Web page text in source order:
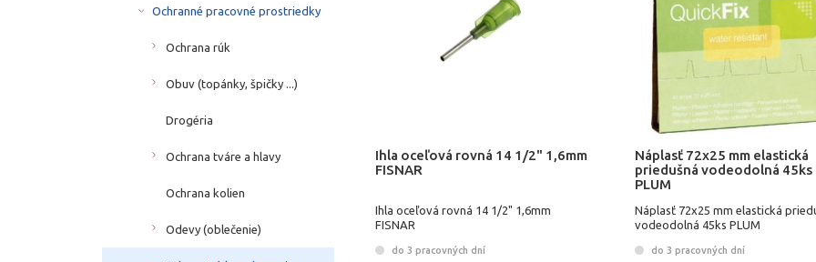
Ihla oceľová rovná 14 1/2" 1,6mm
FISNAR
Ihla oceľová rovná 14 1/2" 1,6mm
FISNAR
do 3 pracovných dní
Náplasť 72x25 mm elastická
priedušná vodeodolná 45ks
PLUM
Náplasť 72x25 mm elastická
vodeodolná 45ks PLUM
do 3 pracovných dní
Ochranné pracovné prostriedky
Ochrana rúk
Obuv (topánky, špičky ...)
Drogéria
Ochrana tváre a hlavy
Ochrana kolien
Odevy (oblečenie)